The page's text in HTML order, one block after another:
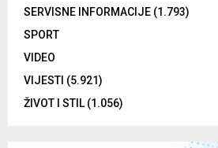
SERVISNE INFORMACIJE (1.793)
SPORT
VIDEO
VIJESTI (5.921)
ŽIVOT I STIL (1.056)